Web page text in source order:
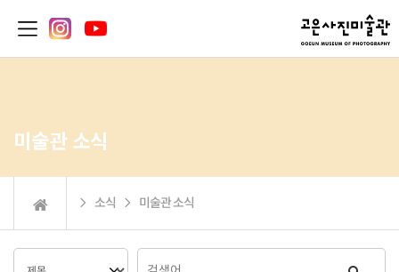
미술관 소식
 소식  미술관 소식